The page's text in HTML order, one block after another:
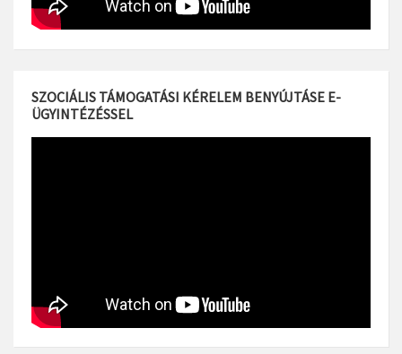
SZOCIÁLIS TÁMOGATÁSI KÉRELEM BENYÚJTÁSE E-
ÜGYINTÉZÉSSEL